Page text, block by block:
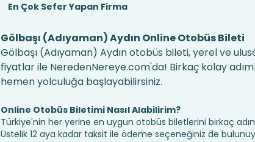
En Çok Sefer Yapan Firma
Gölbaşı (Adıyaman) Aydın Online Otobüs Bileti
Gölbaşı (Adıyaman) Aydın otobüs bileti, yerel ve
fiyatlar ile NeredenNereye.com'da! Birkaç kolay
hemen yolculuğa başlayabilirsiniz.
Online Otobüs Biletimi Nasıl Alabilirim?
Türkiye'nin her yerine en uygun otobüs biletlerini birkaç
Üstelik 12 aya kadar taksit ile ödeme seçeneğiniz de